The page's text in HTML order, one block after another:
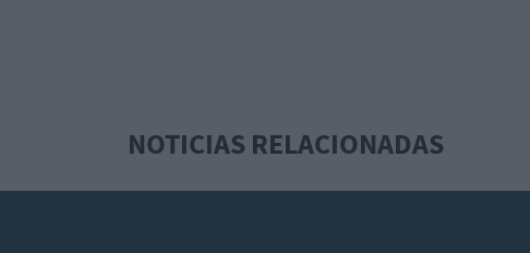
NOTICIAS RELACIONADAS